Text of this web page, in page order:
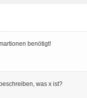
benötigt!
was x ist?